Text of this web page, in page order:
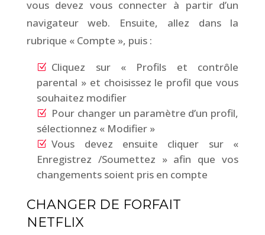
vous devez vous connecter à partir d’un
navigateur web. Ensuite, allez dans la
rubrique « Compte », puis :
Cliquez sur « Profils et contrôle
parental » et choisissez le profil que vous
souhaitez modifier
Pour changer un paramètre d’un profil,
sélectionnez « Modifier »
Vous devez ensuite cliquer sur «
Enregistrez /Soumettez » afin que vos
changements soient pris en compte
CHANGER DE FORFAIT
NETFLIX